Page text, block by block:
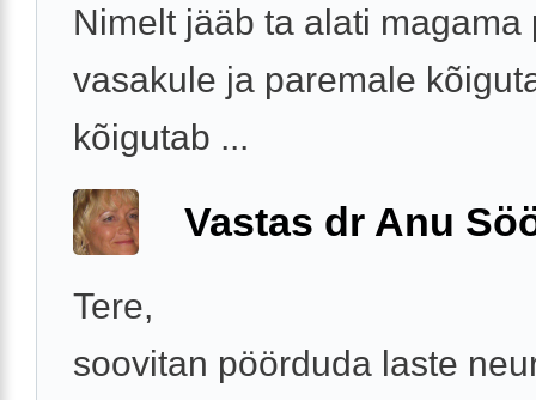
Nimelt jääb ta alati magama
vasakule ja paremale
kõigutab ...
Vastas dr Anu
Tere,
soovitan pöörduda laste